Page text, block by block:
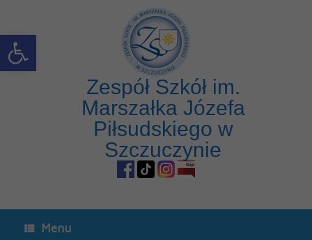
Open toolbar
Zespół Szkół im.
Marszałka Józefa
Piłsudskiego w
Szczuczynie
Menu